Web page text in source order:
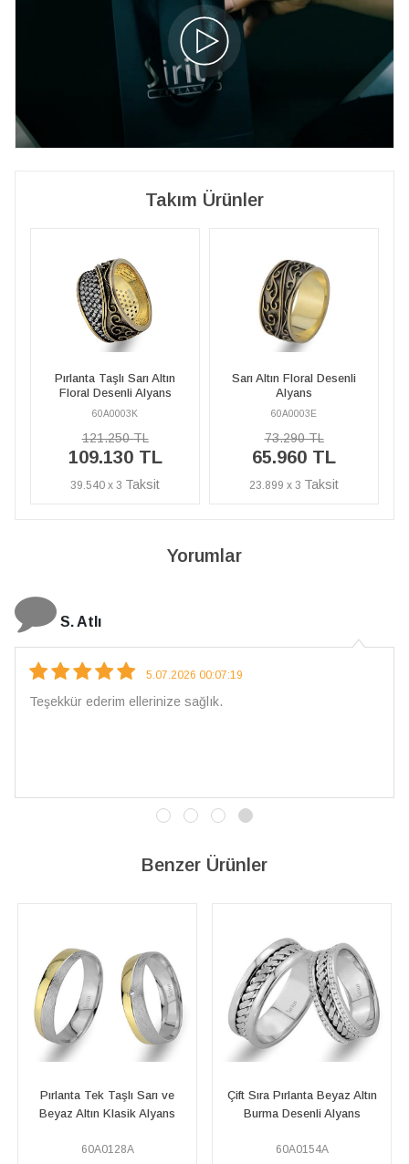
Takım Ürünler
Sarı Altın Floral Desenli
Alyans
60A0003E
73.290 TL
65.960 TL
23.899 x 3
Pırlanta Taşlı Sarı Altın
Floral Desenli Alyans
60A0003K
121.250 TL
109.130 TL
39.540 x 3
Yorumlar
N. Elçi
4.08.2026 16:27:03
Çarpıcı ve olağanüstü bir işçilikle hazırlanmış bir mücevher.
Benzer Ürünler
Çift Sıra Pırlanta Beyaz Altın
Burma Desenli Alyans
60A0154A
Pırlanta Taşlı Sarı ve Beyaz
Altın Saratoga Alyans
60A0101A